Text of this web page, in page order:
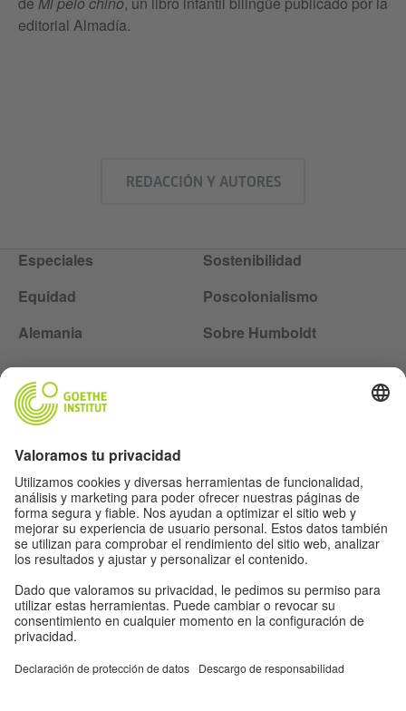
editorial Almadía.
REDACCIÓN Y AUTORES
Especiales
Sostenibilidad
Equidad
Poscolonialismo
Alemania
Sobre Humboldt
Aviso legal
Protección de datos
Condiciones de uso
Proteção de dados
Siga la revista Humboldt en las redes sociales
Otras publicaciones del Goethe-Institut